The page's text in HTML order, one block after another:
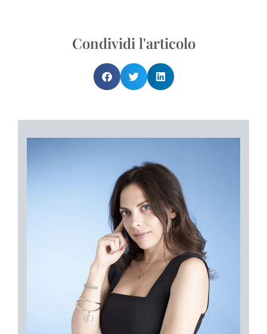
Condividi l'articolo